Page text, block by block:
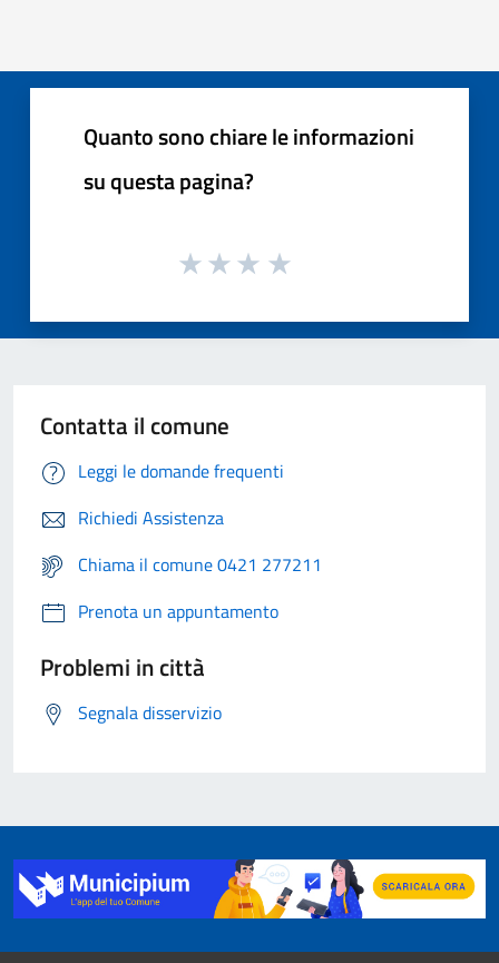
Quanto sono chiare le informazioni
su questa pagina?
Contatta il comune
Leggi le domande frequenti
Richiedi Assistenza
Chiama il comune 0421 277211
Prenota un appuntamento
Problemi in città
Segnala disservizio